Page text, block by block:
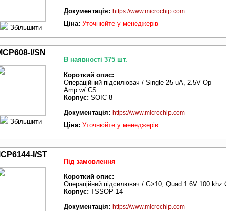
Збільшити
Документація: https://www.microchip.com
Ціна: Уточнюйте у менеджерів
I/SN
Збільшити
В наявності 375 шт.
Короткий опис:
Операційний підсилювач / Single 25 uA, 2.5V Op
Amp w/ CS
Корпус: SOIC-8
Документація: https://www.microchip.com
Ціна: Уточнюйте у менеджерів
I/ST
Під замовлення
Короткий опис:
Операційний підсилювач / G>10, Quad 1.6V 100 khz
Корпус: TSSOP-14
Документація: https://www.microchip.com